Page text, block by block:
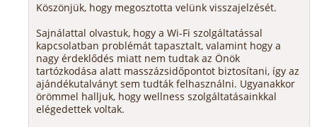
Köszönjük, hogy megosztotta velünk visszajelzését.
Sajnálattal olvastuk, hogy a Wi-Fi szolgáltatással
kapcsolatban problémát tapasztalt, valamint hogy a
nagy érdeklődés miatt nem tudtak az Önök
tartózkodása alatt masszázsidőpontot biztosítani, így az
ajándékutalványt sem tudták felhasználni. Ugyanakkor
örömmel halljuk, hogy wellness szolgáltatásainkkal
elégedettek voltak.